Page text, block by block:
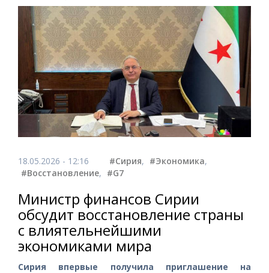
18.05.2026 - 12:16 #Сирия, #Экономика,
#Восстановление, #G7
Министр финансов Сирии
обсудит восстановление страны
с влиятельнейшими
экономиками мира
Сирия впервые получила приглашение на